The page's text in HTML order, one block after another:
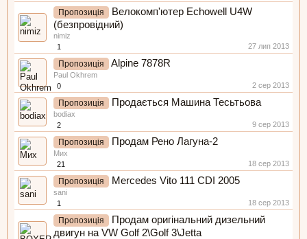
Пропозиція
Велокомп'ютер Echowell U4W
(безпровідний)
nimiz
1
27 лип 2013
Пропозиція Alpine 7878R
Paul Okhrem
0
2 сер 2013
Пропозиція Продається Машина Тесьтьова
bodiax
2
9 сер 2013
Пропозиція Продам Рено Лагуна-2
Мих
21
18 сер 2013
Пропозиція Mercedes Vito 111 CDI 2005
sani
1
18 сер 2013
Пропозиція
Продам оригінальний дизельний
двигун на VW Golf 2\Golf 3\Jetta